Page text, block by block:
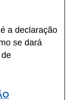
a declaração
se dará